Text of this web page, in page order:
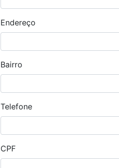
Endereço
Bairro
Telefone
CPF